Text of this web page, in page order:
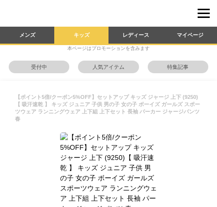
メンズ キッズ レディース マイページ
本ページはプロモーションを含みます
受付中 人気アイテム 特集記事
【ポイント5倍/クーポン5%OFF】セットアップ キッズ ジャージ 上下 (9250)
【 吸汗速乾 】 キッズ ジュニア 子供 男の子 女の子 ボーイズ ガールズ スポー
ツウェア ランニングウェア 上下組 上下セット 長袖 パーカー ジャージパンツ
春